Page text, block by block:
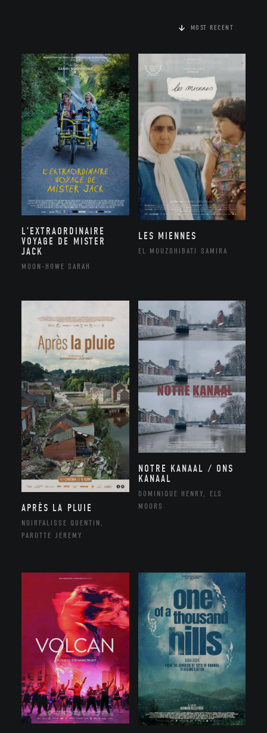
MOST RECENT
L’EXTRAORDINAIRE
VOYAGE DE MISTER
JACK
MOON-HOWE SARAH
LES MIENNES
EL MOUZGHIBATI SAMIRA
APRÈS LA PLUIE
NOIRFALISSE QUENTIN,
PAROTTE JEREMY
NOTRE KANAAL / ONS
KANAAL
DOMINIQUE HENRY, ELS
MOORS